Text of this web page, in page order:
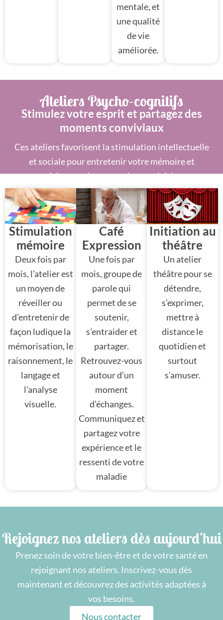
mentale, et
une qualité
de vie
améliorée.
Ateliers Psycho-cognitifs
Stimulez votre esprit et partagez des
moments conviviaux
Ces ateliers favorisent la stimulation intellectuelle
et sociale pour entretenir votre mémoire et
échanger dans un cadre convivial.
Stimulation
mémoire
Deux fois par
mois, l’atelier est
un moyen de
réveiller ou
d’entretenir de
façon ludique la
mémorisation, le
raisonnement, le
langage et
l’analyse
visuelle.
Café
Expression
Une fois par
mois, groupe de
parole qui
permet de se
soutenir,
s’entraider et
partager.
Retrouvez-vous
autour d’un
moment
d’échanges.
Communiquez et
partagez votre
expérience et le
ressenti de votre
maladie
Initiation au
théâtre
Un atelier
théâtre pour se
détendre,
s’exprimer,
mettre à
distance le
quotidien et
surtout
s’amuser.
Rejoignez nos ateliers dès aujourd’hui
Prenez soin de votre bien-être et de votre santé en
rejoignant nos ateliers. Inscrivez-vous dès
maintenant et découvrez des activités adaptées à
vos besoins.
Nous contacter